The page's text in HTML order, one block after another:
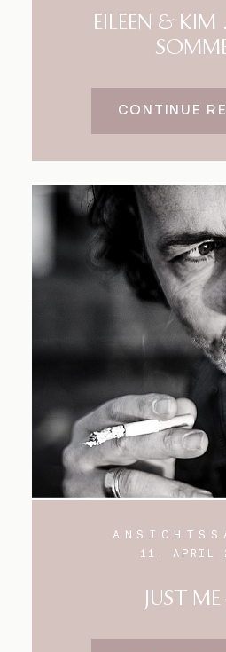
EILEEN & KIM
CONTINUE
11. APRIL
JUST